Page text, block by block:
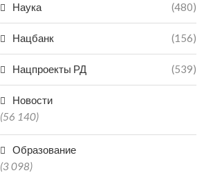
Наука (480)
Нацбанк (156)
Нацпроекты РД (539)
Новости
(56 140)
Образование
(3 098)